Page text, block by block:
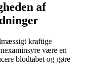
af
kraftige
være en
blodtabet og gøre